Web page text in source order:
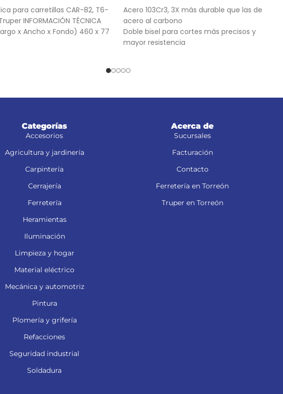
para carretillas CAR-82, T6-
INFORMACIÓN TÉCNICA
x Ancho x Fondo) 460 x 77
Acero 103Cr3, 3X más durable que las de
acero al carbono
Doble bisel para cortes más precisos y
mayor resistencia
Categorías
Accesorios
Agricultura y jardinería
Carpintería
Cerrajería
Ferretería
Heramientas
Iluminación
Limpieza y hogar
Material eléctrico
Mecánica y automotriz
Pintura
Plomería y grifería
Refacciones
Seguridad industrial
Soldadura
Acerca de
Sucursales
Facturación
Contacto
Ferretería en Torreón
Truper en Torreón